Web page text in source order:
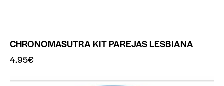
CHRONOMASUTRA KIT PAREJAS LESBIANA
4.95€